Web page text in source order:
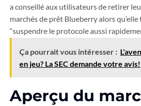
a conseillé aux utilisateurs de retirer
marchés de prêt Blueberry alors
“suspendre le protocole aussi
Ça pourrait vous intéresser :
en jeu? La SEC demande votre avis!
Aperçu du